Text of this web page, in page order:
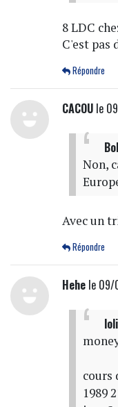
8 LDC
C'est pas
Répondre
CACOUle
Non,
Avec un
Répondre
Hehele 09/
cours
1989